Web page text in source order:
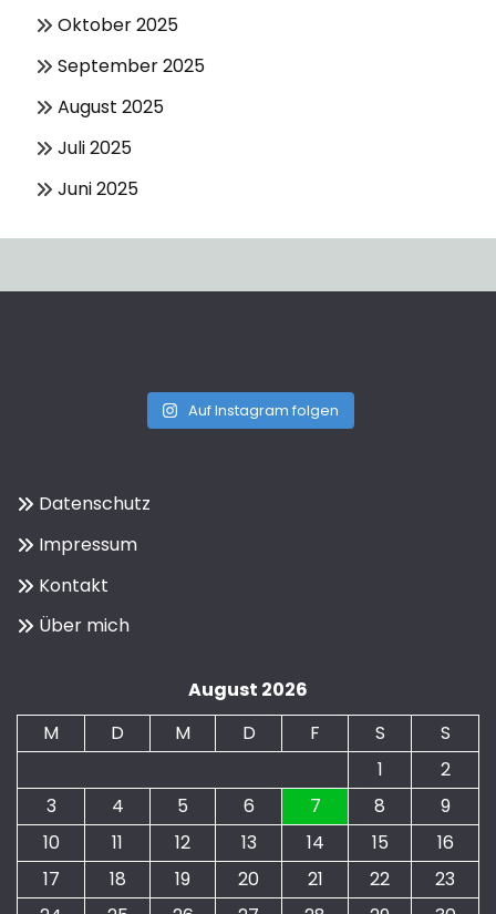
Oktober 2025
September 2025
August 2025
Juli 2025
Juni 2025
Auf Instagram folgen
Datenschutz
Impressum
Kontakt
Über mich
August 2026
M
D M D F S
S
1
2
3
4 5 6 7 8
9
10
11 12 13 14 15
16
17
18 19 20 21 22
23